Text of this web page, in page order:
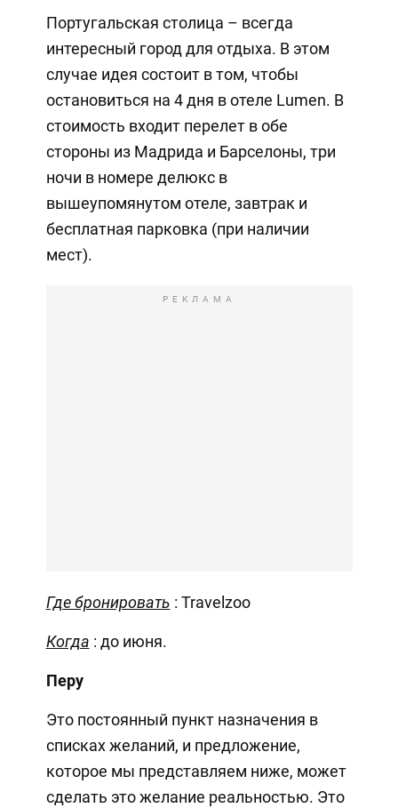
Португальская столица – всегда
интересный город для отдыха. В этом
случае идея состоит в том, чтобы
остановиться на 4 дня в отеле Lumen. В
стоимость входит перелет в обе
стороны из Мадрида и Барселоны, три
ночи в номере делюкс в
вышеупомянутом отеле, завтрак и
бесплатная парковка (при наличии
мест).
РЕКЛАМА
Где бронировать : Travelzoo
Когда : до июня.
Перу
Это постоянный пункт назначения в
списках желаний, и предложение,
которое мы представляем ниже, может
сделать это желание реальностью. Это